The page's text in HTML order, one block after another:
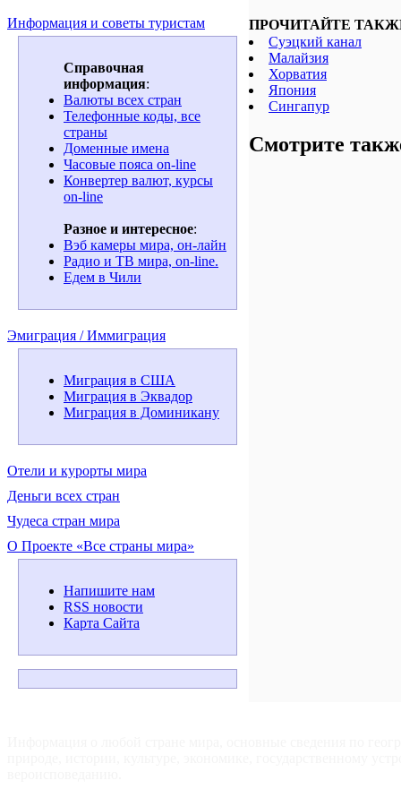
Информация и советы туристам
Справочная
информация:
Валюты всех стран
Телефонные коды, все
страны
Доменные имена
Часовые пояса on-line
Конвертер валют, курсы
on-line
Разное и интересное:
Вэб камеры мира, он-лайн
Радио и ТВ мира, on-line.
Едем в Чили
Эмиграция / Иммиграция
Миграция в США
Миграция в Эквадор
Миграция в Доминикану
Отели и курорты мира
Деньги всех стран
Чудеса стран мира
О Проекте «Все страны мира»
Напишите нам
RSS новости
Карта Сайта
ПРОЧИТАЙТЕ
Суэцкий канал
Малайзия
Хорватия
Япония
Сингапур
Смотрите